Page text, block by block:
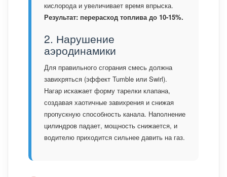
кислорода и увеличивает время впрыска.
Результат: перерасход топлива до 10-15%.
2. Нарушение
аэродинамики
Для правильного сгорания смесь должна
завихряться (эффект Tumble или Swirl).
Нагар искажает форму тарелки клапана,
создавая хаотичные завихрения и снижая
пропускную способность канала. Наполнение
цилиндров падает, мощность снижается, и
водителю приходится сильнее давить на газ.